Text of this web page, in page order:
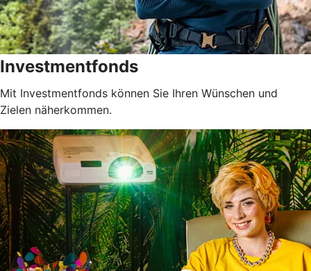
Investmentfonds
Mit Investmentfonds können Sie Ihren Wünschen und
Zielen näherkommen.